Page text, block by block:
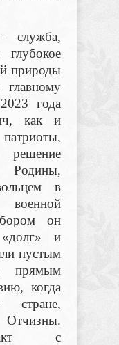
служба,
глубокое
природы
года
как и
решение
в
он
и
пустым
прямым
когда
стране,
с